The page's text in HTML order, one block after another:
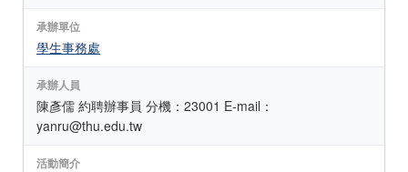
承辦單位
學生事務處
承辦人員
陳彥儒 約聘辦事員 分機：23001 E-mail：
yanru@thu.edu.tw
活動簡介